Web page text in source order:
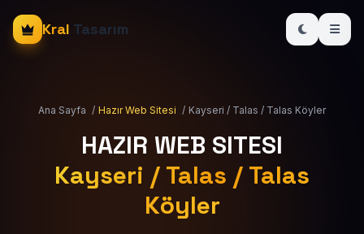
Kral Tasarım
Ana Sayfa / Hazır Web Sitesi / Kayseri / Talas / Talas Köyler
HAZIR WEB SITESI
Kayseri / Talas / Talas
Köyler